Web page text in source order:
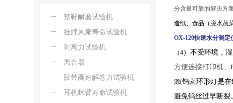
整鞋耐磨试验机
挂脖风扇寿命试验机
剥离力试验机
离合器
胶带高速解卷力试验机
耳机咪臂寿命试验机
分含量可靠的解决方
造纸、食品（脱水蔬
OX-120快速水分测定
（4）不受环境，
方便连接打印机、
源(钨卤环形灯是
避免钨丝过早断